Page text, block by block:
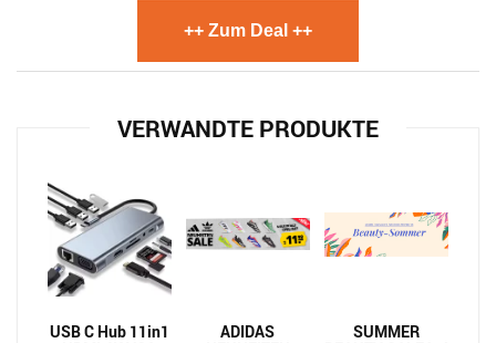
++ Zum Deal ++
VERWANDTE PRODUKTE
USB C Hub 11in1
ADIDAS
SUMMER